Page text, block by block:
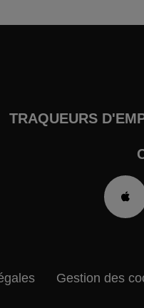
TRAQUEURS
Gestion des